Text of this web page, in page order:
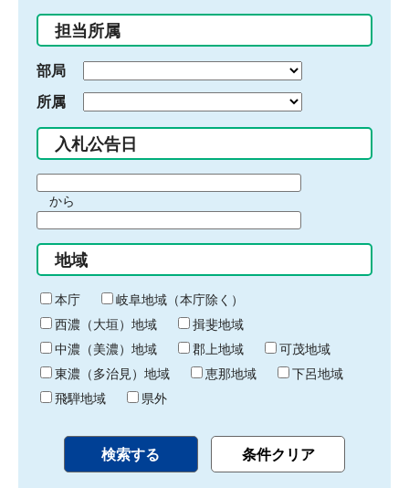
入
力
担当所属
部局
所属
入札公告日
間
始
り
から
間
終
わ
り
地域
本庁
岐阜地域（本庁除く）
西濃（大垣）地域
揖斐地域
中濃（美濃）地域
郡上地域
可茂地域
東濃（多治見）地域
恵那地域
下呂地域
飛騨地域
県外